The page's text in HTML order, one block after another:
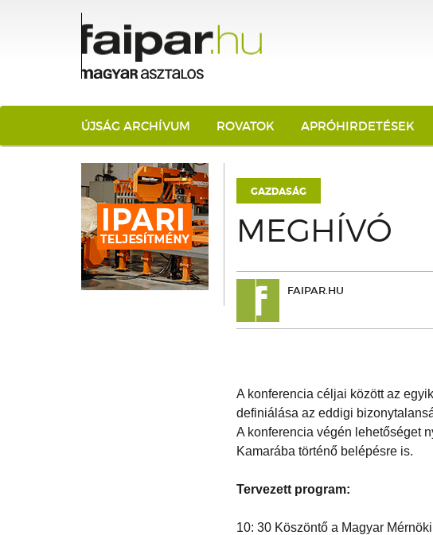
ÚJSÁG ARCHÍVUM ROVATOK APRÓHIRDETÉSEK
GAZDASÁG
MEGHÍVÓ
FAIPAR.HU
A konferencia céljai között az
definiálása az eddigi
A konferencia végén lehetőséget
Kamarába történő belépésre is.
Tervezett program:
10: 30 Köszöntő a Magyar